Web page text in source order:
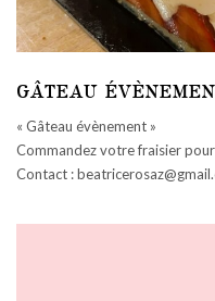
GÂTEAU
« Gâteau évènement »
Commandez votre fraisier
Contact :